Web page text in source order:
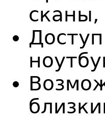
сканы,